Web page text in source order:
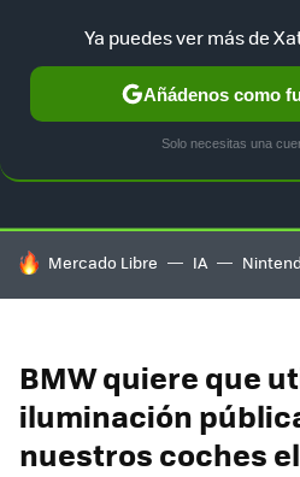
TESLA UBER AUTO
HOY SE HABLA DE
Mercado Libre IA
BMW quiere que
iluminación
nuestros coches
Ya puedes ver más de
Añádenos como
Solo necesitas una